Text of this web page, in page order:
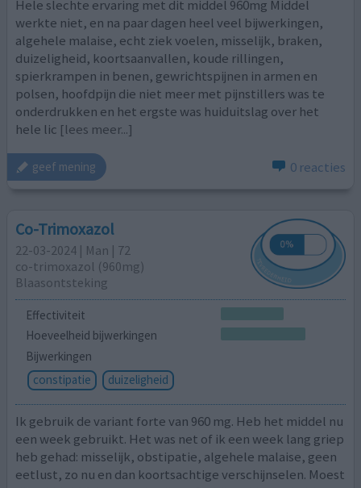
Hele slechte ervaring met dit middel 960mg Middel
werkte niet, en na paar dagen heel veel bijwerkingen,
algehele malaise, echt ziek voelen, misselijk, braken,
duizeligheid, koortsaanvallen, koude rillingen,
spierkrampen in benen, gewrichtspijnen in armen en
polsen, hoofdpijn die niet meer met pijnstillers was te
onderdrukken en het ergste was huiduitslag over het
hele lic [lees meer...]
geef mening 0 reacties
Co-Trimoxazol
22-03-2024 | Man | 72
co-trimoxazol (960mg)
Blaasontsteking
Effectiviteit
Hoeveelheid bijwerkingen
Bijwerkingen
constipatie
duizeligheid
Ik gebruik de variant forte van 960 mg. Heb het middel nu
een week gebruikt. Het was net of ik een week lang griep
heb gehad: misselijk, obstipatie, algehele malaise, geen
eetlust, zo nu en dan koortsachtige verschijnselen. Moest